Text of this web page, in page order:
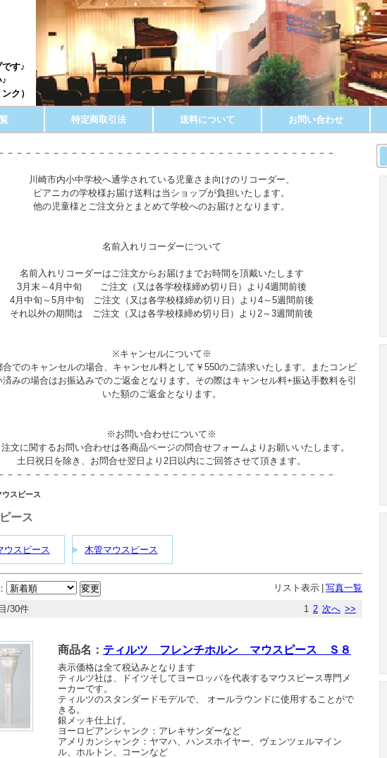
す♪
ク）
特定商取引法 送料について お問い合わせ
－－－－－－－－－－－－－－－－－－－－－－－－－－－－－－－－－－－－
川崎市内小中学校へ通学されている児童さま向けのリコーダー、
ピアニカの学校様お届け送料は当ショップが負担いたします。
他の児童様とご注文分とまとめて学校へのお届けとなります。
名前入れリコーダーについて
名前入れリコーダーはご注文からお届けまでお時間を頂戴いたします
3月末～4月中旬 ご注文（又は各学校様締め切り日）より4週間前後
4月中旬～5月中旬 ご注文（又は各学校様締め切り日）より4～5週間前後
それ以外の期間は ご注文（又は各学校様締め切り日）より2～3週間前後
※キャンセルについて※
合でのキャンセルの場合、キャンセル料として￥550のご請求いたします。またコンビ
済みの場合はお振込みでのご返金となります。その際はキャンセル料+振込手数料を引
いた額のご返金となります。
※お問い合わせについて※
文に関するお問い合わせは各商品ページの問合せフォームよりお願いいたします。
土日祝日を除き、お問合せ翌日より2日以内にご回答させて頂きます。
－－－－－－－－－－－－－－－－－－－－－－－－－－－－－－－－－－－－
ウスピース
ース
ウスピース 木管マウスピース
リスト表示 写真一覧
1 2 次へ >>
/30件
商品名： ティルツ フレンチホルン マウスピース Ｓ８
表示価格は全て税込みとなります
ティルツ社は、ドイツそしてヨーロッパを代表するマウスピース専門メ
ーカーです。
ティルツのスタンダードモデルで、 オールラウンドに使用することがで
きる。
銀メッキ仕上げ。
ヨーロピアンシャンク：アレキサンダーなど
アメリカンシャンク：ヤマハ、ハンスホイヤー、ヴェンツェルマイン
ル、ホルトン、コーンなど